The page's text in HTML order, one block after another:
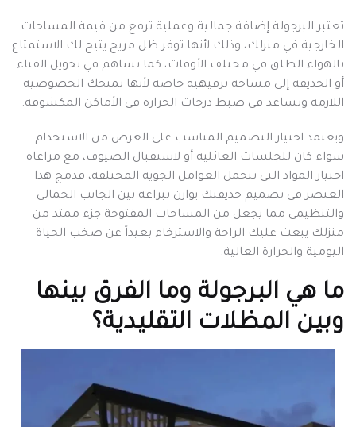
تعتبر البرجولة إضافة جمالية وعملية ترفع من قيمة المساحات
الخارجية في منزلك، وذلك لأنها توفر ظل مريح يتيح لك الاستمتاع
بالهواء الطلق في مختلف الأوقات، كما تساهم في تحويل الفناء
أو الحديقة إلى مساحة ترفيهية خاصة لأنها تمنحك الخصوصية
اللازمة وتساعد في ضبط درجات الحرارة في الأماكن المكشوفة.
ويعتمد اختيار التصميم المناسب على الغرض من الاستخدام
سواء كان للجلسات العائلية أو لاستقبال الضيوف، مع مراعاة
اختيار المواد التي تتحمل العوامل الجوية المختلفة، فدمج هذا
العنصر في تصميم حديقتك يوازن ببراعة بين الجانب الجمالي
والتنظيمي مما يجعل من المساحات المفتوحة جزء ممتد من
منزلك يبعث عليك الراحة والاسترخاء بعيداً عن صخب الحياة
اليومية والحرارة العالية.
ما هي البرجولة وما الفرق بينها
وبين المظلات التقليدية؟